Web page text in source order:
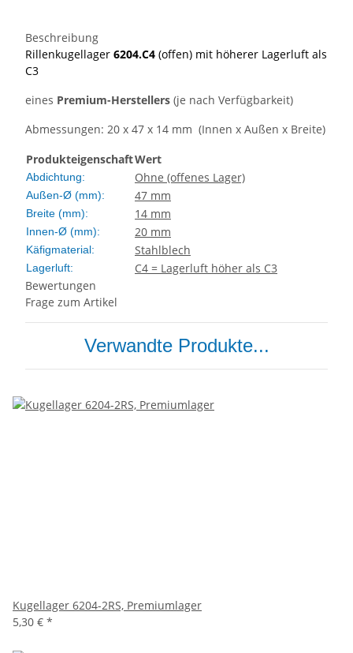
Beschreibung
Rillenkugellager 6204.C4 (offen) mit höherer Lagerluft als
C3
eines Premium-Herstellers (je nach Verfügbarkeit)
Abmessungen: 20 x 47 x 14 mm (Innen x Außen x Breite)
ProdukteigenschaftWert
Abdichtung: Ohne (offenes Lager)
Außen-Ø (mm): 47 mm
Breite (mm): 14 mm
Innen-Ø (mm): 20 mm
Käfigmaterial: Stahlblech
Lagerluft:
C4 = Lagerluft höher als C3
Bewertungen
Frage zum Artikel
Verwandte Produkte...
Kugellager 6204-2RS, Premiumlager
5,30 € *